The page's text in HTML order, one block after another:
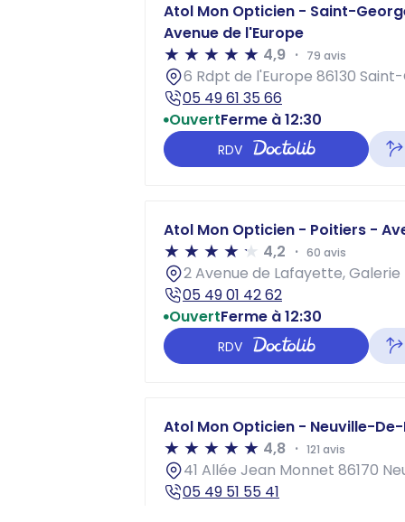
Atol Mon Opticien - Saint-
Avenue de l'Europe
4,9
79 avis
6 Rdpt de l'Europe 86130
05 49 61 35 66
OuvertFerme à 12:30
RDV
Atol Mon Opticien - Poitiers -
4,2
60 avis
2 Avenue de Lafayette, Galerie
05 49 01 42 62
OuvertFerme à 12:30
RDV
Atol Mon Opticien - Neuville-
4,8
121 avis
41 Allée Jean Monnet 86170
05 49 51 55 41